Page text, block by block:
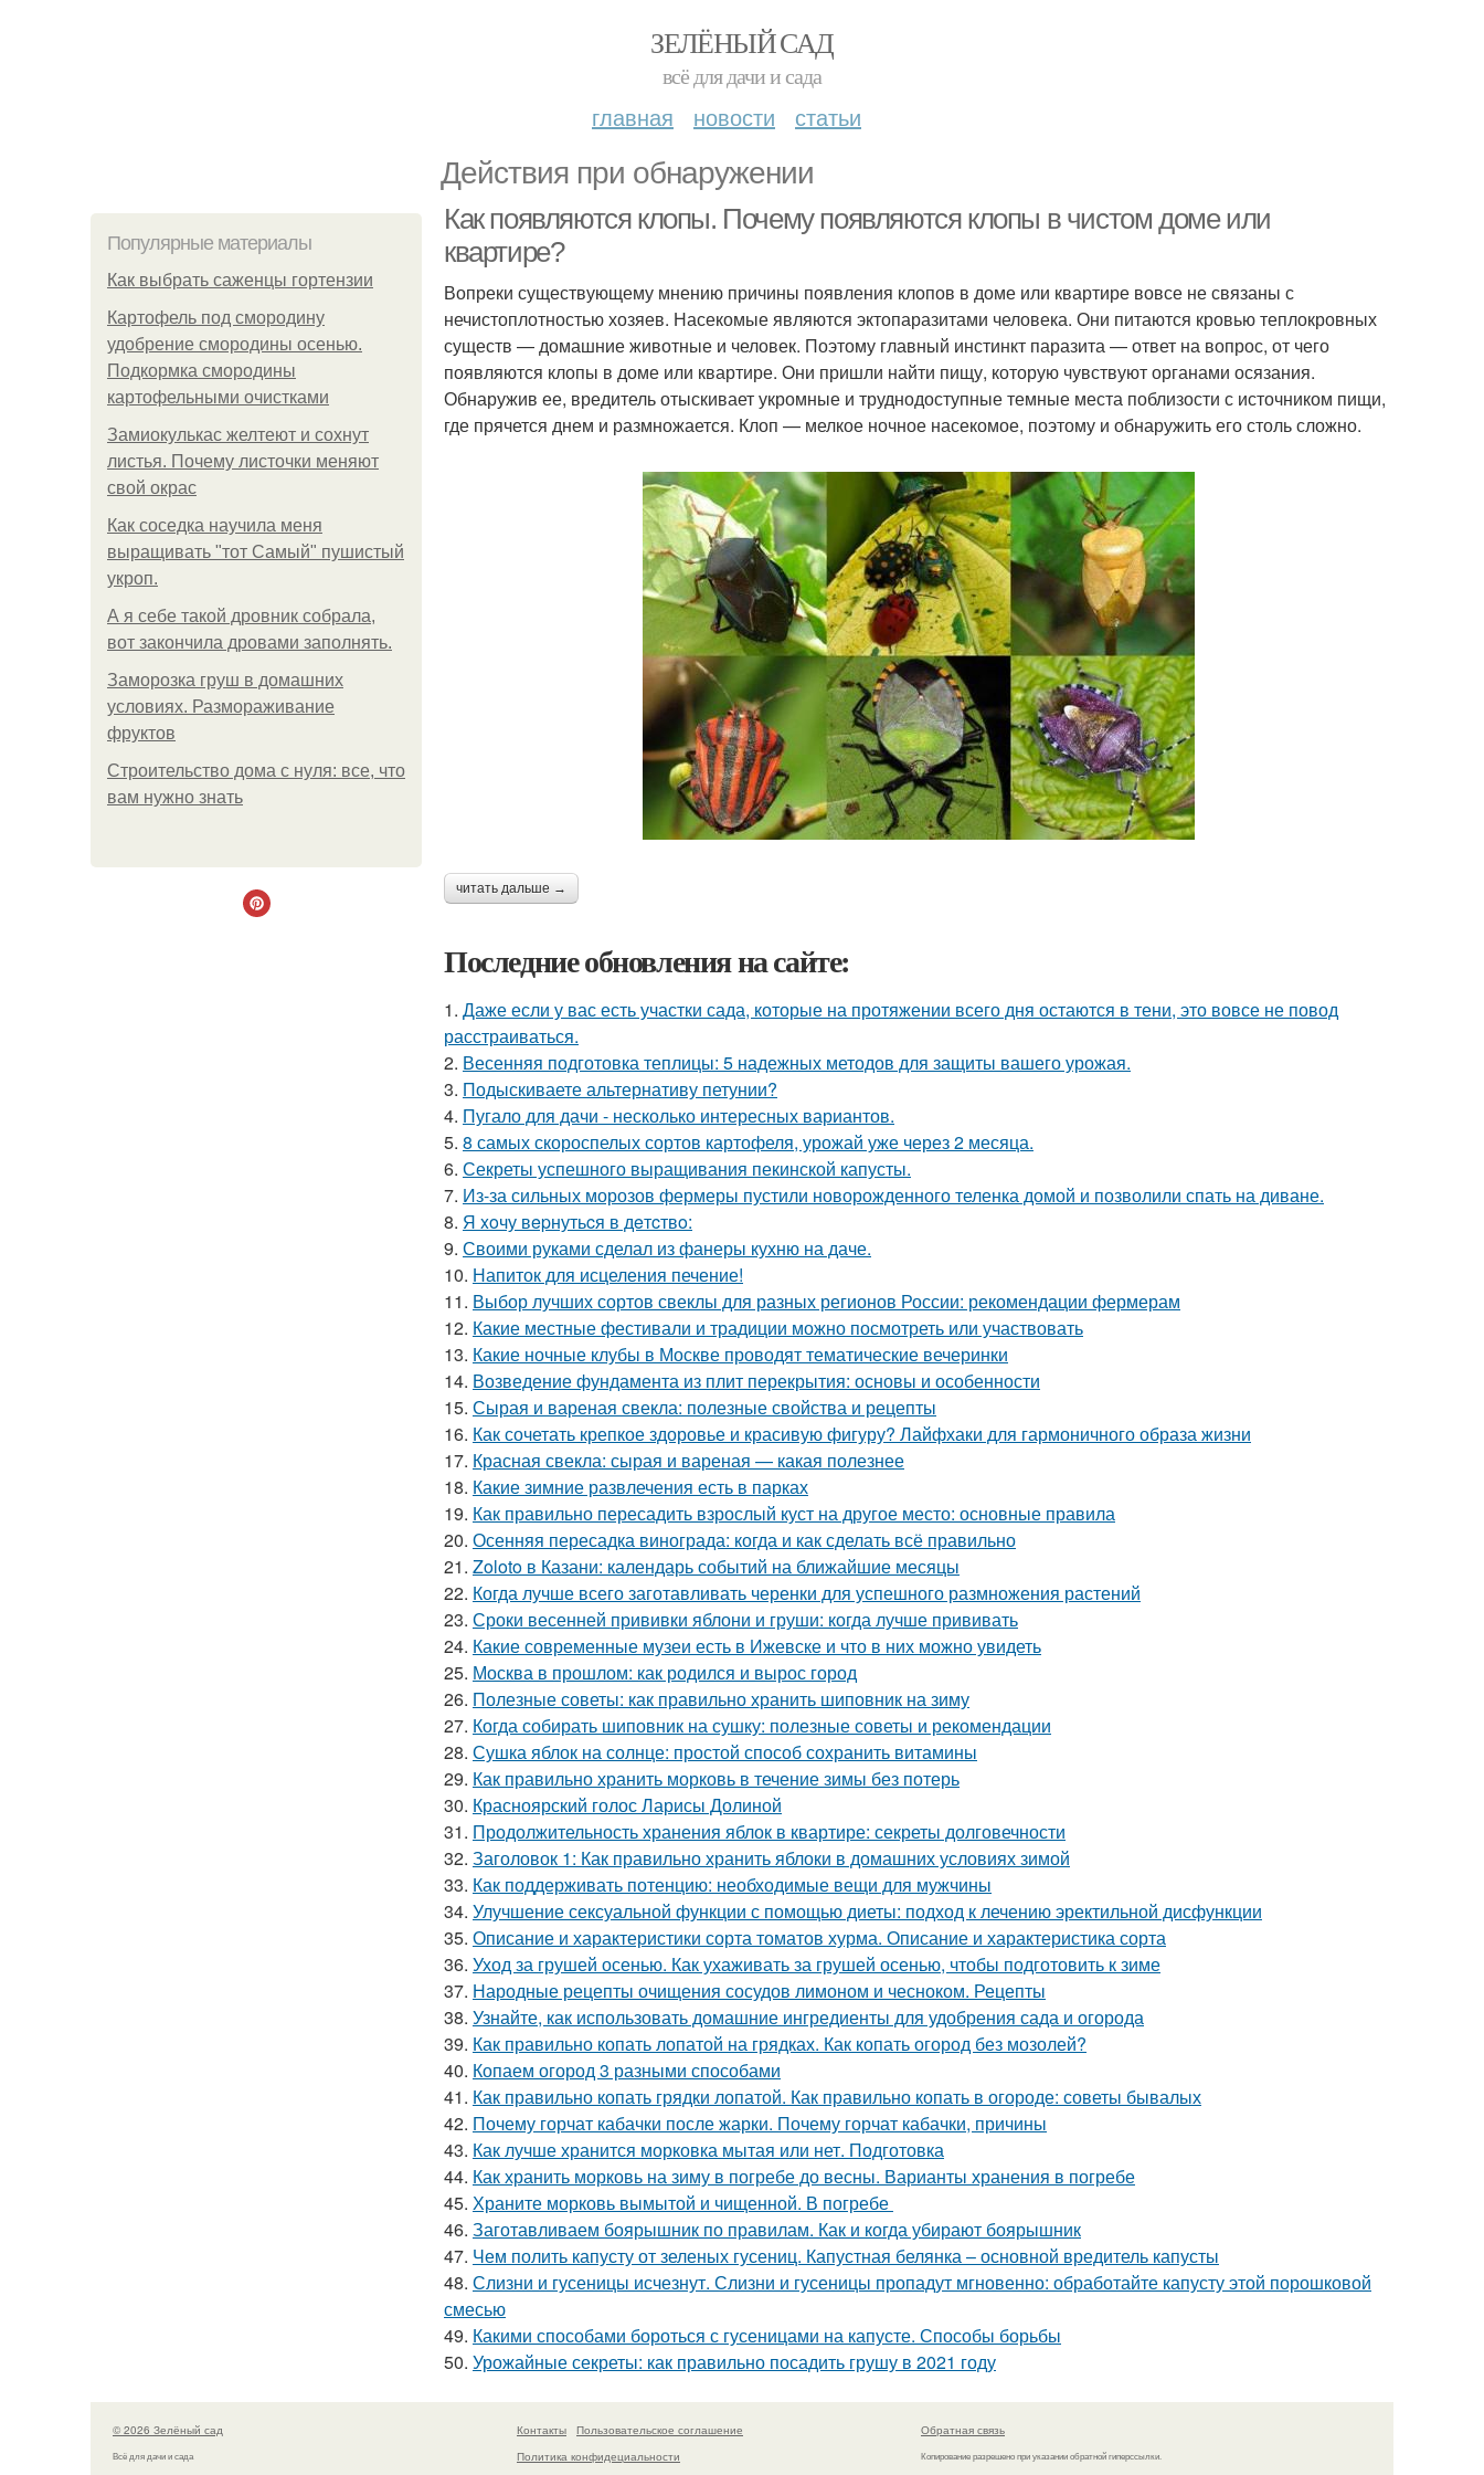
ЗЕЛЁНЫЙ САД
всё для дачи и сада
главная новости статьи
Действия при обнаружении
Популярные материалы
Как выбрать саженцы гортензии
Картофель под смородину
удобрение смородины осенью.
Подкормка смородины
картофельными очистками
Замиокулькас желтеют и сохнут
листья. Почему листочки меняют
свой окрас
Как соседка научила меня
выращивать "тот Самый" пушистый
укроп.
А я себе такой дровник собрала,
вот закончила дровами заполнять.
Заморозка груш в домашних
условиях. Размораживание
фруктов
Строительство дома с нуля: все, что
вам нужно знать
Как появляются клопы. Почему появляются клопы в чистом доме или
квартире?
Вопреки существующему мнению причины появления клопов в доме или квартире вовсе не связаны с
нечистоплотностью хозяев. Насекомые являются эктопаразитами человека. Они питаются кровью теплокровных
существ — домашние животные и человек. Поэтому главный инстинкт паразита — ответ на вопрос, от чего
появляются клопы в доме или квартире. Они пришли найти пищу, которую чувствуют органами осязания.
Обнаружив ее, вредитель отыскивает укромные и труднодоступные темные места поблизости с источником пищи,
где прячется днем и размножается. Клоп — мелкое ночное насекомое, поэтому и обнаружить его столь сложно.
читать дальше →
Последние обновления на сайте:
1. Даже если у вас есть участки сада, которые на протяжении всего дня остаются в тени, это вовсе не повод
расстраиваться.
2. Весенняя подготовка теплицы: 5 надежных методов для защиты вашего урожая.
3. Подыскиваете альтернативу петунии?
4. Пугало для дачи - несколько интересных вариантов.
5. 8 самых скороспелых сортов картофеля, урожай уже через 2 месяца.
6. Секреты успешного выращивания пекинской капусты.
7. Из-за сильных морозов фермеры пустили новорожденного теленка домой и позволили спать на диване.
8. Я xoчу вepнутьcя в дeтcтвo:
9. Своими руками сделал из фанеры кухню на даче.
10. Напиток для исцеления печение!
11. Выбор лучших сортов свеклы для разных регионов России: рекомендации фермерам
12. Какие местные фестивали и традиции можно посмотреть или участвовать
13. Какие ночные клубы в Москве проводят тематические вечеринки
14. Возведение фундамента из плит перекрытия: основы и особенности
15. Сырая и вареная свекла: полезные свойства и рецепты
16. Как сочетать крепкое здоровье и красивую фигуру? Лайфхаки для гармоничного образа жизни
17. Красная свекла: сырая и вареная — какая полезнее
18. Какие зимние развлечения есть в парках
19. Как правильно пересадить взрослый куст на другое место: основные правила
20. Осенняя пересадка винограда: когда и как сделать всё правильно
21. Zoloto в Казани: календарь событий на ближайшие месяцы
22. Когда лучше всего заготавливать черенки для успешного размножения растений
23. Сроки весенней прививки яблони и груши: когда лучше прививать
24. Какие современные музеи есть в Ижевске и что в них можно увидеть
25. Москва в прошлом: как родился и вырос город
26. Полезные советы: как правильно хранить шиповник на зиму
27. Когда собирать шиповник на сушку: полезные советы и рекомендации
28. Сушка яблок на солнце: простой способ сохранить витамины
29. Как правильно хранить морковь в течение зимы без потерь
30. Красноярский голос Ларисы Долиной
31. Продолжительность хранения яблок в квартире: секреты долговечности
32. Заголовок 1: Как правильно хранить яблоки в домашних условиях зимой
33. Как поддерживать потенцию: необходимые вещи для мужчины
34. Улучшение сексуальной функции с помощью диеты: подход к лечению эректильной дисфункции
35. Описание и характеристики сорта томатов хурма. Описание и характеристика сорта
36. Уход за грушей осенью. Как ухаживать за грушей осенью, чтобы подготовить к зиме
37. Народные рецепты очищения сосудов лимоном и чесноком. Рецепты
38. Узнайте, как использовать домашние ингредиенты для удобрения сада и огорода
39. Как правильно копать лопатой на грядках. Как копать огород без мозолей?
40. Копаем огород 3 разными способами
41. Как правильно копать грядки лопатой. Как правильно копать в огороде: советы бывалых
42. Почему горчат кабачки после жарки. Почему горчат кабачки, причины
43. Как лучше хранится морковка мытая или нет. Подготовка
44. Как хранить морковь на зиму в погребе до весны. Варианты хранения в погребе
45. Храните морковь вымытой и чищенной. В погребе
46. Заготавливаем боярышник по правилам. Как и когда убирают боярышник
47. Чем полить капусту от зеленых гусениц. Капустная белянка – основной вредитель капусты
48. Слизни и гусеницы исчезнут. Слизни и гусеницы пропадут мгновенно: обработайте капусту этой порошковой
смесью
49. Какими способами бороться с гусеницами на капусте. Способы борьбы
50. Урожайные секреты: как правильно посадить грушу в 2021 году
© 2026 Зелёный сад
Всё для дачи и сада
Контакты
Пользовательское соглашение
Политика конфидециальности
Обратная связь
Копирование разрешено при указании обратной гиперссылки.